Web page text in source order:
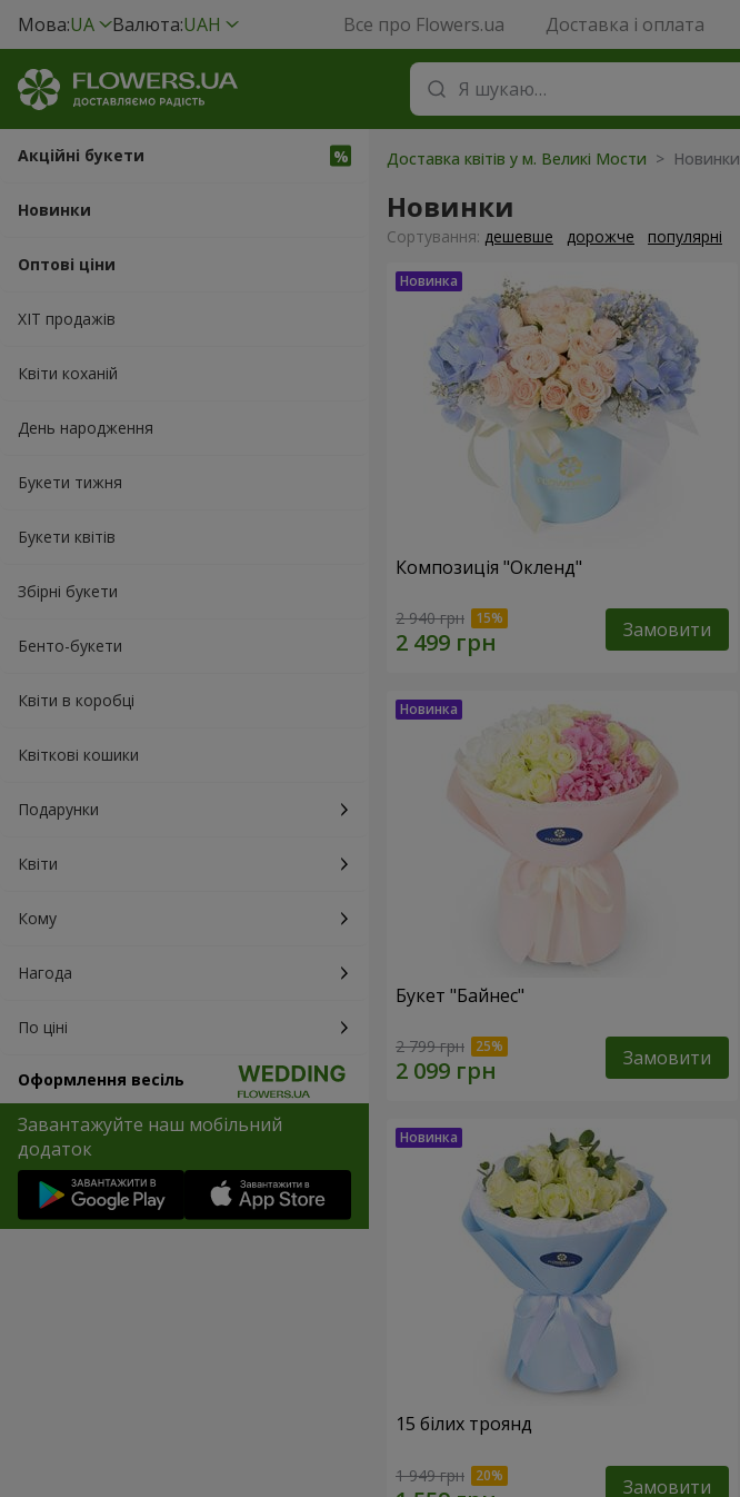
Мова:UA Валюта:UAH Все про Flowers.ua Доставка і оплата
Акційні букети
Новинки
Оптові ціни
ХІТ продажів
Квіти коханій
День народження
Букети тижня
Букети квітів
Збірні букети
Бенто-букети
Квіти в коробці
Квіткові кошики
Подарунки
Квіти
Кому
Нагода
По ціні
Оформлення весіль
Завантажуйте наш мобільний
додаток
Доставка квітів у м. Великі Мости > Новинки
Новинки
Сортування: дешевше дорожче популярні
Композиція "Окленд"
2 940 грн Замовити
Букет "Байнес"
2 799 грн Замовити
15 білих троянд
1 949 грн Замовити